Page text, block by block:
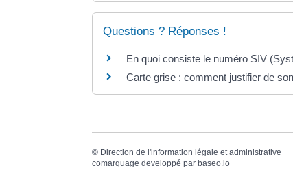
Questions ? Réponses !
En quoi consiste le numéro SIV
Carte grise : comment justifier de
© Direction de l'information légale et administrative
comarquage developpé parbaseo.io